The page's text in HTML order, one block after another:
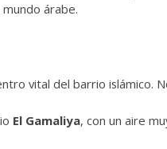
árabe.
vital del barrio islámico.
El Gamaliya, con un aire